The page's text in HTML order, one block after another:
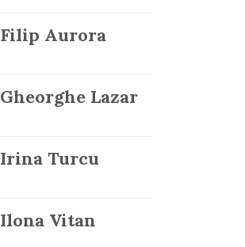
Filip Aurora
Gheorghe Lazar
Irina Turcu
Ilona Vitan